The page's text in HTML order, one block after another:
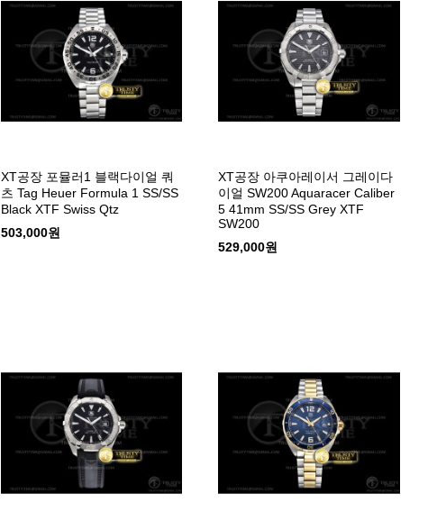
XT공장 포뮬러1 블랙다이얼 쿼
츠 Tag Heuer Formula 1 SS/SS
Black XTF Swiss Qtz
503,000원
XT공장 아쿠아레이서 그레이다
이얼 SW200 Aquaracer Caliber
5 41mm SS/SS Grey XTF
SW200
529,000원